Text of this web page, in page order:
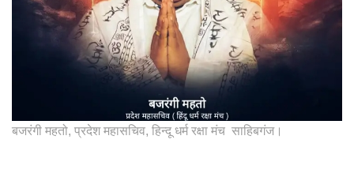
बजरंगी महतो, प्रदेश महासचिव, हिन्दू धर्म रक्षा मंच साहिबगंज।